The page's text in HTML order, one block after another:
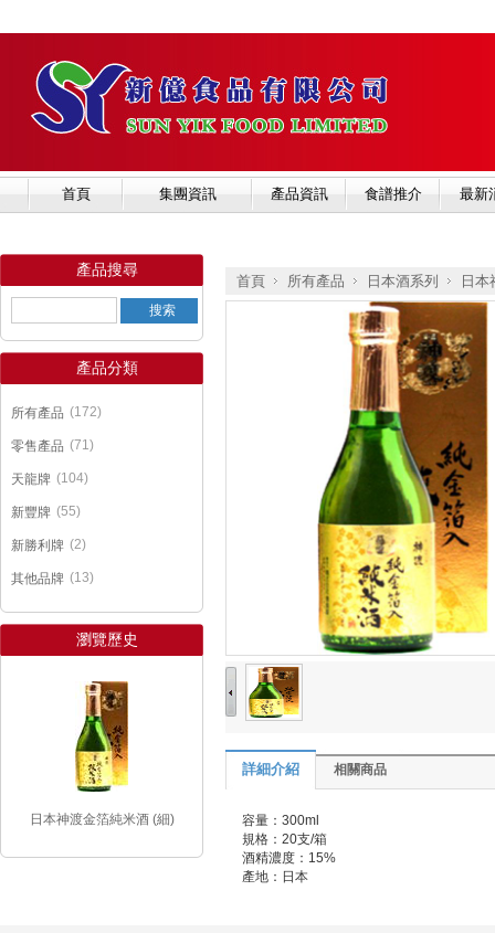
首頁 集團資訊 產品資訊 食譜推介 最新
產品搜尋
產品分類
所有產品 (172)
零售產品 (71)
天龍牌 (104)
新豐牌 (55)
新勝利牌 (2)
其他品牌 (13)
瀏覽歷史
日本神渡金箔純米酒 (細)
首頁 所有產品 日本酒系列
»
日
詳細介紹 相關商品
容量：300ml
規格：20支/箱
酒精濃度：15%
產地：日本